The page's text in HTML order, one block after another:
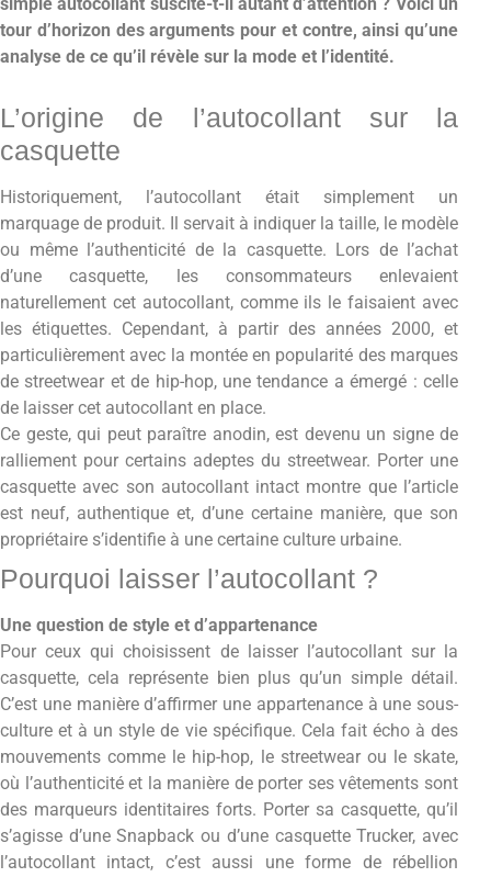
tour d’horizon des arguments pour et contre, ainsi qu’une
analyse de ce qu’il révèle sur la mode et l’identité.
L’origine de l’autocollant sur la
casquette
Historiquement, l’autocollant était simplement un
marquage de produit. Il servait à indiquer la taille, le modèle
ou même l’authenticité de la casquette. Lors de l’achat
d’une casquette, les consommateurs enlevaient
naturellement cet autocollant, comme ils le faisaient avec
les étiquettes. Cependant, à partir des années 2000, et
particulièrement avec la montée en popularité des marques
de streetwear et de hip-hop, une tendance a émergé : celle
de laisser cet autocollant en place.
Ce geste, qui peut paraître anodin, est devenu un signe de
ralliement pour certains adeptes du streetwear. Porter une
casquette avec son autocollant intact montre que l’article
est neuf, authentique et, d’une certaine manière, que son
propriétaire s’identifie à une certaine culture urbaine.
Pourquoi laisser l’autocollant ?
Une question de style et d’appartenance
Pour ceux qui choisissent de laisser l’autocollant sur la
casquette, cela représente bien plus qu’un simple détail.
C’est une manière d’affirmer une appartenance à une sous-
culture et à un style de vie spécifique. Cela fait écho à des
mouvements comme le hip-hop, le streetwear ou le skate,
où l’authenticité et la manière de porter ses vêtements sont
des marqueurs identitaires forts. Porter sa casquette, qu’il
s’agisse d’une Snapback ou d’une casquette Trucker, avec
l’autocollant intact, c’est aussi une forme de rébellion